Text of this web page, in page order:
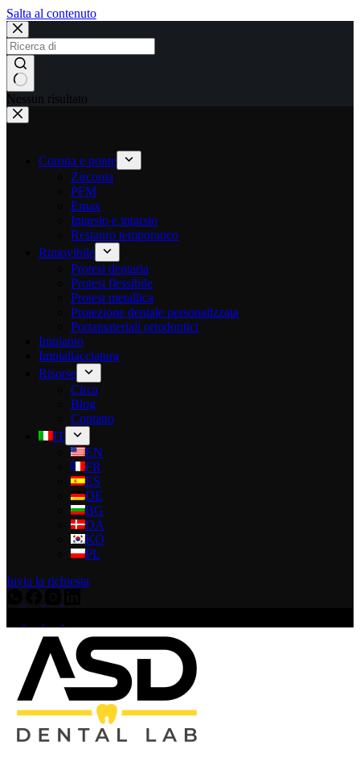
Salta al contenuto
Nessun risultato
Corona e ponte
Zirconia
PFM
Emax
Intarsio e intarsio
Restauro temporaneo
Rimovibile
Protesi dentaria
Protesi flessibile
Protesi metallica
Protezione dentale personalizzata
Portamateriali ortodontici
Impianto
Impiallacciatura
Risorse
Circa
Blog
Contatto
IT
EN
FR
ES
DE
BG
DA
KO
PL
Invia la richiesta